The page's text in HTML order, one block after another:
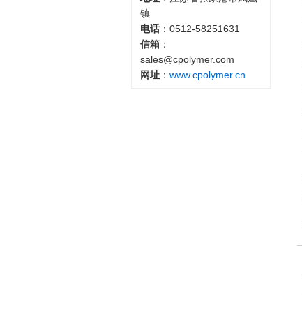
镇
电话 ：0512-58251631
信箱 ：
sales@cpolymer.com
网址 ： www.cpolymer.cn